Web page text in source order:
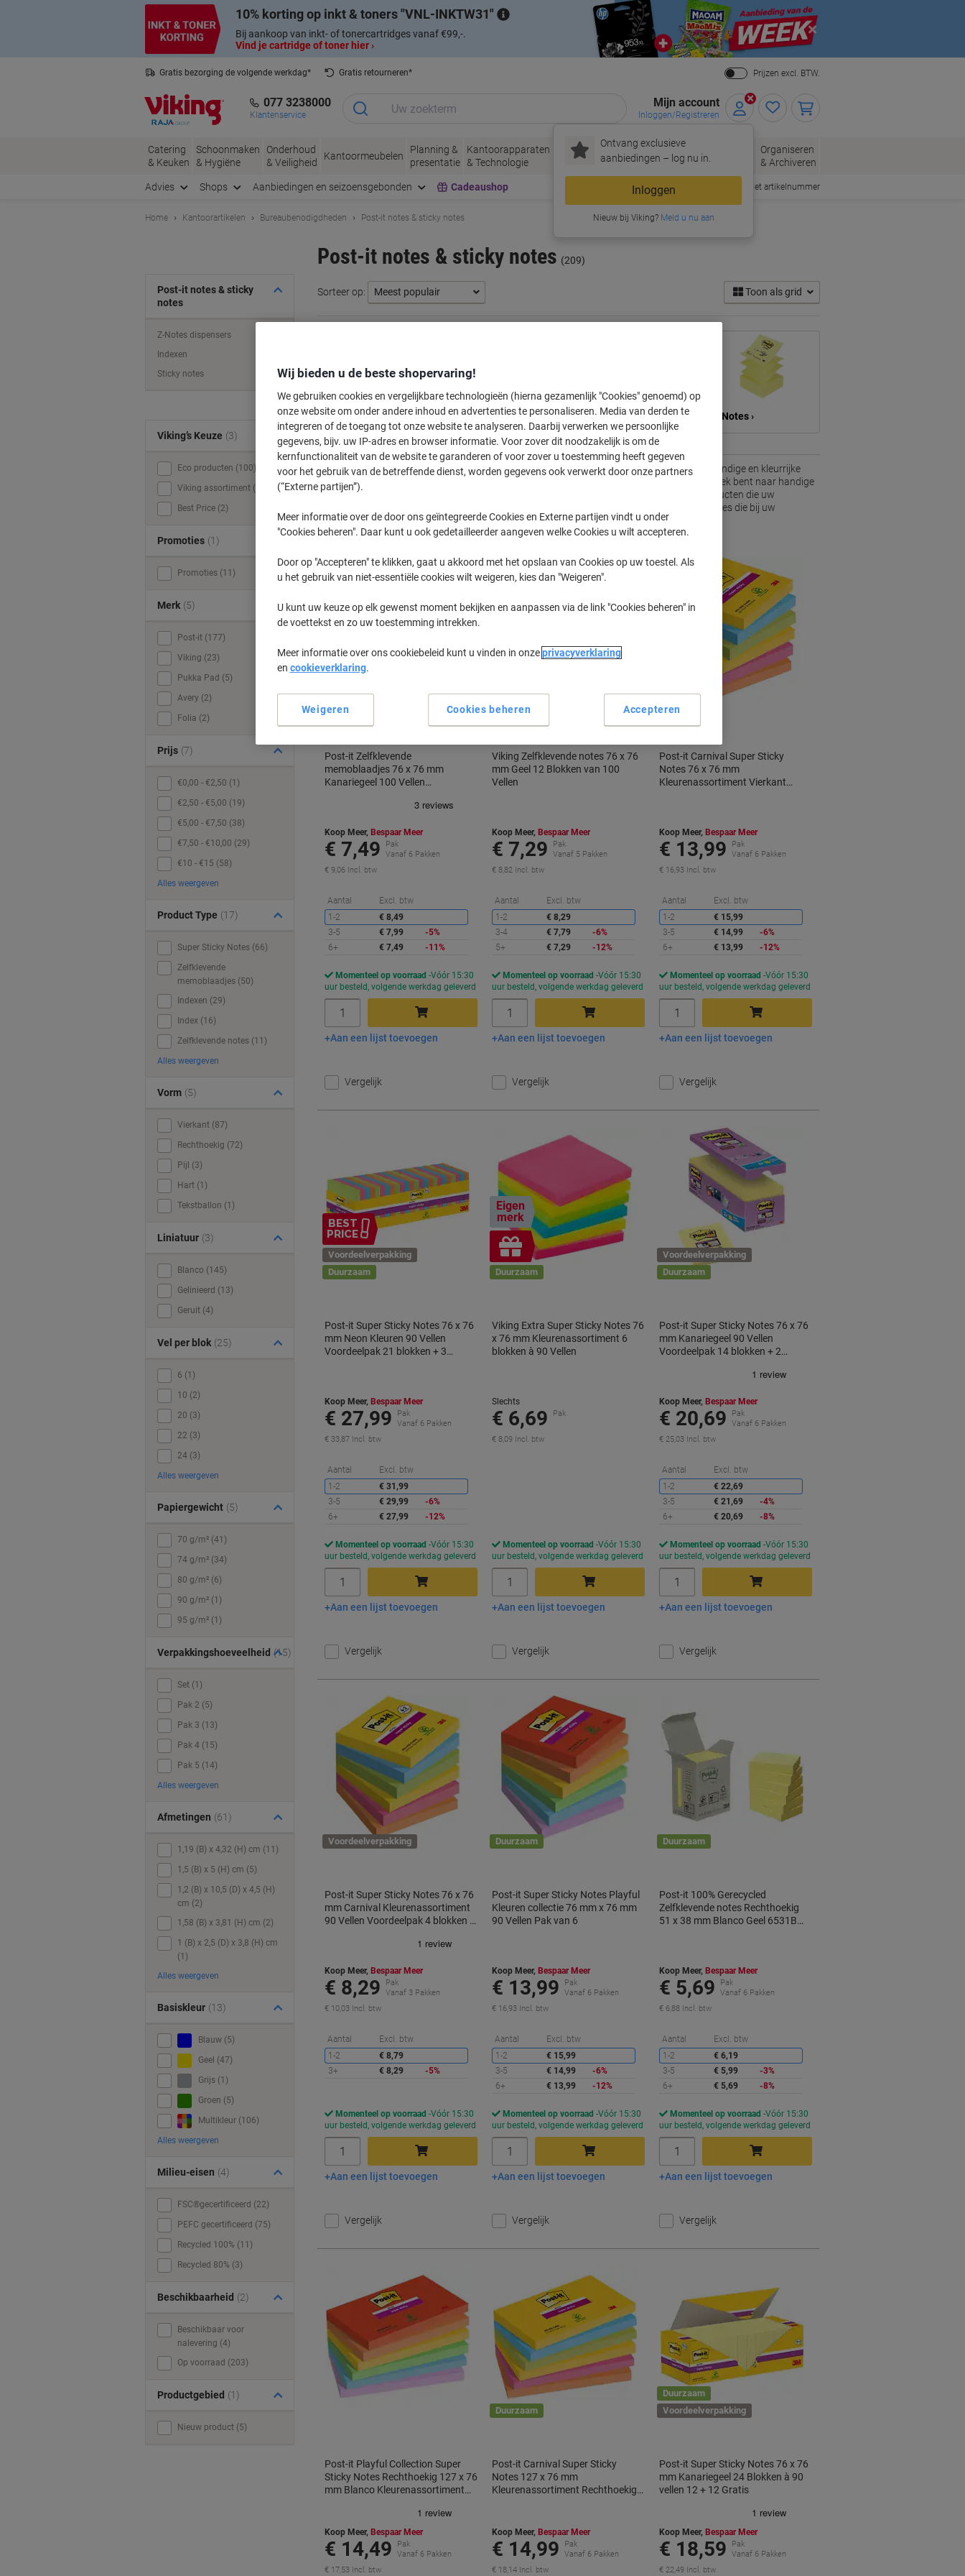
10% korting op inkt & toners VNL-INKTW31
Bij aankoop van inkt- of tonercartridges vanaf €99,-.
Vind je cartridge of toner hier ›
Close
Gratis bezorging de volgende werkdag*
Gratis retourneren*
Prijzen excl. BTW.
077 3238000
Klantenservice
Mijn account
Inloggen/Registreren
Ontvang exclusieve
aanbiedingen – log nu in.
Inloggen
Nieuw bij Viking?Meld u nu aan
Catering
& Keuken
Schoonmaken
& Hygiëne
Onderhoud
& Veiligheid
Kantoormeubelen
Planning &
presentatie
Kantoorapparaten
& Technologie
Inkt &
Toner
Papier, Enveloppen
& Verpakken
Kantoorartikelen
Organiseren
& Archiveren
Advies Shops Aanbiedingen en seizoensgebonden Cadeaushop Snel bestellen met artikelnummer
Home Kantoorartikelen Bureaubenodigdheden Post-it notes & sticky notes
Post-it notes & sticky notes (209)
Sorteer op: Toon als grid
Super Sticky Notes › Sticky Notes › Indexen › Z-Notes ›
Welkom bij onze categorie voor Post-it notes en sticky notes, waar u een breed scala aan handige en kleurrijke
zelfklevende oplossingen vindt om uw werk- en thuisomgeving te organiseren. Of u nu op zoek bent naar handige
indexen voor snelle notities of Z-Notes dispensers voor efficiënt gebruik, hier ontdekt u producten die uw
dagelijkse taken vereenvoudigen. Blader door ons assortiment en vind de perfecte sticky notes die bij uw
behoeften passen.
BEST
PRICE
Post-it Zelfklevende
memoblaadjes 76 x 76 mm
Kanariegeel 100 Vellen
Koop Meer, Bespaar Meer
€ 7,49
Pak
Vanaf 6 Pakken
€ 9,06 Incl. btw
Aantal Excl. btw
Korting
1-2
€ 8,49
3-5
€ 7,99
-5%
6+
€ 7,49 -11%
Momenteel op voorraad Vóór 15:30
uur besteld, volgende werkdag geleverd
In winkelwagen
Aan een lijst toevoegen
Vergelijk
Duurzaam
Viking Zelfklevende notes 76 x 76
mm Geel 12 Blokken van 100
Vellen
Koop Meer, Bespaar Meer
€ 7,29
Pak
Vanaf 5 Pakken
€ 8,82 Incl. btw
Aantal Excl. btw
Korting
1-2
€ 8,29
3-4
€ 7,79
-6%
5+
€ 7,29 -12%
Momenteel op voorraad Vóór 15:30
uur besteld, volgende werkdag geleverd
In winkelwagen
Aan een lijst toevoegen
Vergelijk
Post-it Carnival Super Sticky
Notes 76 x 76 mm
Kleurenassortiment Vierkant
Koop Meer, Bespaar Meer
€ 13,99
Pak
Vanaf 6 Pakken
€ 16,93 Incl. btw
Aantal Excl. btw
1-2
€ 15,99
3-5
€ 14,99
-6%
6+
€ 13,99 -12%
Momenteel op voorraad Vóór 15:30
uur besteld, volgende werkdag geleverd
In winkelwagen
Aan een lijst toevoegen
Vergelijk
BEST
PRICE
Voordeelverpakking
Duurzaam
Post-it Super Sticky Notes 76 x 76
mm Neon Kleuren 90 Vellen
Voordeelpak 21 blokken + 3
Koop Meer, Bespaar Meer
€ 27,99
Pak
Vanaf 6 Pakken
€ 33,87 Incl. btw
Aantal Excl. btw
1-2
€ 31,99
3-5
€ 29,99
-6%
6+
€ 27,99 -12%
Momenteel op voorraad Vóór 15:30
uur besteld, volgende werkdag geleverd
In winkelwagen
Aan een lijst toevoegen
Vergelijk
Eigen
merk
Geschenk
Duurzaam
Viking Extra Super Sticky Notes 76
x 76 mm Kleurenassortiment 6
blokken à 90 Vellen
Slechts
€ 6,69 Pak
€ 8,09 Incl. btw
Momenteel op voorraad Vóór 15:30
uur besteld, volgende werkdag geleverd
In winkelwagen
Aan een lijst toevoegen
Vergelijk
Voordeelverpakking
Duurzaam
Post-it Super Sticky Notes 76 x 76
mm Kanariegeel 90 Vellen
Voordeelpak 14 blokken + 2
Koop Meer, Bespaar Meer
€ 20,69
Pak
Vanaf 6 Pakken
€ 25,03 Incl. btw
Aantal Excl. btw
1-2
€ 22,69
3-5
€ 21,69
-4%
6+
€ 20,69 -8%
Momenteel op voorraad Vóór 15:30
uur besteld, volgende werkdag geleverd
In winkelwagen
Aan een lijst toevoegen
Vergelijk
Voordeelverpakking
Post-it Super Sticky Notes 76 x 76
mm Carnival Kleurenassortiment
90 Vellen Voordeelpak 4 blokken +
Koop Meer, Bespaar Meer
€ 8,29
Pak
Vanaf 3 Pakken
€ 10,03 Incl. btw
Aantal Excl. btw
Korting
1-2
€ 8,79
3+
€ 8,29 -5%
Momenteel op voorraad Vóór 15:30
uur besteld, volgende werkdag geleverd
In winkelwagen
Aan een lijst toevoegen
Vergelijk
Duurzaam
Post-it Super Sticky Notes Playful
Kleuren collectie 76 mm x 76 mm
90 Vellen Pak van 6
Koop Meer, Bespaar Meer
€ 13,99
Pak
Vanaf 6 Pakken
€ 16,93 Incl. btw
Aantal Excl. btw
Korting
1-2
€ 15,99
3-5
€ 14,99
-6%
6+
€ 13,99 -12%
Momenteel op voorraad Vóór 15:30
uur besteld, volgende werkdag geleverd
In winkelwagen
Aan een lijst toevoegen
Vergelijk
Duurzaam
Post-it 100% Gerecycled
Zelfklevende notes Rechthoekig
51 x 38 mm Blanco Geel 6531B
Koop Meer, Bespaar Meer
€ 5,69
Pak
Vanaf 6 Pakken
€ 6,88 Incl. btw
Aantal Excl. btw
1-2
€ 6,19
3-5
€ 5,99
-3%
6+
€ 5,69 -8%
Momenteel op voorraad Vóór 15:30
uur besteld, volgende werkdag geleverd
In winkelwagen
Aan een lijst toevoegen
Vergelijk
Post-it Playful Collection Super
Sticky Notes Rechthoekig 127 x 76
mm Blanco Kleurenassortiment
Koop Meer, Bespaar Meer
€ 14,49
Pak
Vanaf 6 Pakken
€ 17,53 Incl. btw
Duurzaam
Post-it Carnival Super Sticky
Notes 127 x 76 mm
Kleurenassortiment Rechthoekig
Koop Meer, Bespaar Meer
€ 14,99
Pak
Vanaf 6 Pakken
€ 18,14 Incl. btw
Duurzaam
Voordeelverpakking
Post-it Super Sticky Notes 76 x 76
mm Kanariegeel 24 Blokken à 90
vellen 12 + 12 Gratis
Koop Meer, Bespaar Meer
€ 18,59
Pak
Vanaf 6 Pakken
€ 22,49 Incl. btw
Viking’s Keuze (3)
Eco producten (100)
Viking assortiment (23)
Best Price (2)
Promoties (1)
Promoties (11)
Merk (5)
Post-it (177)
Viking (23)
Pukka Pad (5)
Avery (2)
Folia (2)
Prijs (7)
€0,00 - €2,50 (1)
€2,50 - €5,00 (19)
€5,00 - €7,50 (38)
€7,50 - €10,00 (29)
€10 - €15 (58)
Alles weergeven
Product Type (17)
Super Sticky Notes (66)
Zelfklevende
memoblaadjes (50)
Indexen (29)
Index (16)
Zelfklevende notes (11)
Alles weergeven
Vorm (5)
Vierkant (87)
Rechthoekig (72)
Pijl (3)
Hart (1)
Tekstballon (1)
Liniatuur (3)
Blanco (145)
Gelinieerd (13)
Geruit (4)
Vel per blok (25)
6 (1)
10 (2)
20 (3)
22 (3)
24 (3)
Alles weergeven
Papiergewicht (5)
70 g/m² (41)
74 g/m² (34)
80 g/m² (6)
90 g/m² (1)
95 g/m² (1)
Verpakkingshoeveelheid (15)
Set (1)
Pak 2 (5)
Pak 3 (13)
Pak 4 (15)
Pak 5 (14)
Alles weergeven
Afmetingen (61)
1,19 (B) x 4,32 (H) cm (11)
1,5 (B) x 5 (H) cm (5)
1,2 (B) x 10,5 (D) x 4,5 (H)
cm (2)
1,58 (B) x 3,81 (H) cm (2)
1 (B) x 2,5 (D) x 3,8 (H) cm
(1)
Alles weergeven
Basiskleur (13)
Blauw (5)
Geel (47)
Grijs (1)
Groen (5)
Multikleur (106)
Alles weergeven
Milieu-eisen (4)
FSC®gecertificeerd (22)
PEFC gecertificeerd (75)
Recycled 100% (11)
Recycled 80% (3)
Beschikbaarheid (2)
Beschikbaar voor
nalevering (4)
Op voorraad (203)
Productgebied (1)
Nieuw product (5)
Post-it notes & sticky
notes
Z-Notes dispensers
Indexen
Sticky notes
Wij bieden u de beste shopervaring!
We gebruiken cookies en vergelijkbare technologieën (hierna gezamenlijk "Cookies" genoemd) op
onze website om onder andere inhoud en advertenties te personaliseren. Media van derden te
integreren of de toegang tot onze website te analyseren. Daarbij verwerken we persoonlijke
gegevens, bijv. uw IP-adres en browser informatie. Voor zover dit noodzakelijk is om de
kernfunctionaliteit van de website te garanderen of voor zover u toestemming heeft gegeven
voor het gebruik van de betreffende dienst, worden gegevens ook verwerkt door onze partners
(“Externe partijen”).
Meer informatie over de door ons geïntegreerde Cookies en Externe partijen vindt u onder
"Cookies beheren". Daar kunt u ook gedetailleerder aangeven welke Cookies u wilt accepteren.
Door op "Accepteren" te klikken, gaat u akkoord met het opslaan van Cookies op uw toestel. Als
u het gebruik van niet-essentiële cookies wilt weigeren, kies dan "Weigeren".
U kunt uw keuze op elk gewenst moment bekijken en aanpassen via de link "Cookies beheren" in
de voettekst en zo uw toestemming intrekken.
Meer informatie over ons cookiebeleid kunt u vinden in onzeprivacyverklaring
en cookieverklaring.
Cookies beheren
Weigeren Accepteren